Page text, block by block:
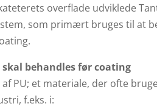
overflade udviklede
som primært bruges til at
behandles før coating
PU; et materiale, der ofte
f.eks. i: